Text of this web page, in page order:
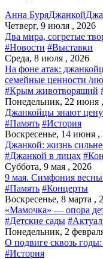
Анна БуряДжанкой
Четверг, 9 июля , 2026
Два мира, согретые
#Новости #Выставки
Среда, 8 июля , 2026
На фоне атак:
семейные ценности /
#Крым животворящий
Понедельник, 22 июня
Джанкойцы знают
#Память #История
Воскресенье, 14 июня ,
Джанкой: жизнь
#Джанкой в лицах
Суббота, 9 мая , 2026
9 мая. Симфония весны
#Память #Концерты
Воскресенье, 8 марта ,
«Мамочка» — опора
#Детские сады
Понедельник, 2
О подвиге сквозь
#История